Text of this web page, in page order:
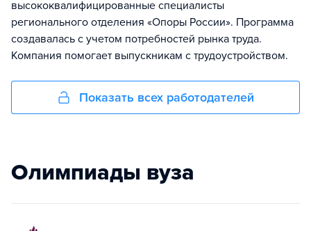
высококвалифицированные специалисты
регионального отделения «Опоры России». Программа
создавалась с учетом потребностей рынка труда.
Компания помогает выпускникам с трудоустройством.
Показать всех работодателей
Олимпиады вуза